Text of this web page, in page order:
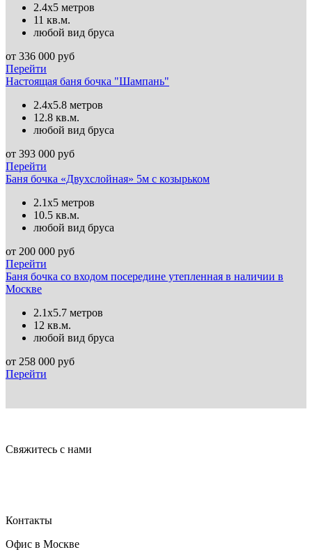
2.4х5 метров
11 кв.м.
любой вид бруса
от 336 000 руб
Перейти
Настоящая баня бочка "Шампань"
2.4х5.8 метров
12.8 кв.м.
любой вид бруса
от 393 000 руб
Перейти
Баня бочка «Двухслойная» 5м с козырьком
2.1х5 метров
10.5 кв.м.
любой вид бруса
от 200 000 руб
Перейти
Баня бочка со входом посередине утепленная в наличии в
Москве
2.1х5.7 метров
12 кв.м.
любой вид бруса
от 258 000 руб
Перейти
Свяжитесь с нами
Контакты
Офис в Москве